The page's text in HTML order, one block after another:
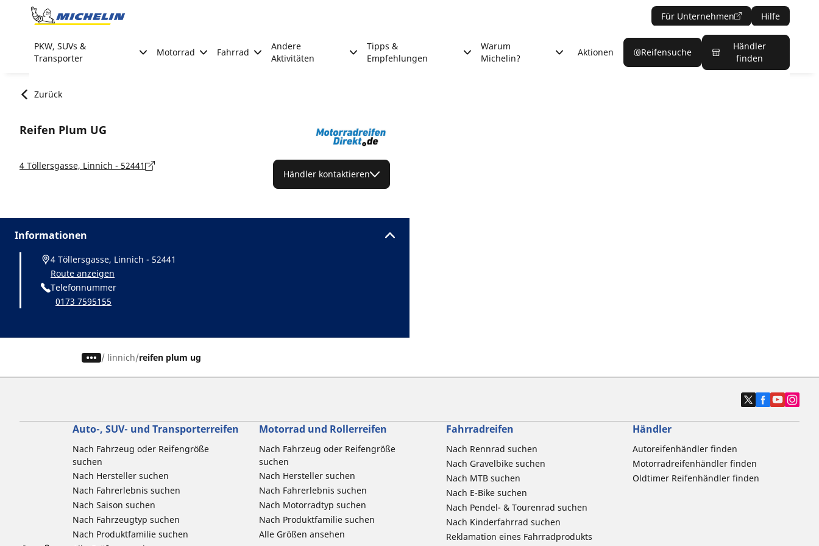
Go to page content
Für Unternehmen Hilfe
PKW, SUVs &
Transporter
Motorrad Fahrrad
Andere
Aktivitäten
Tipps &
Empfehlungen
Warum
Michelin?
Aktionen Reifensuche
Händler
finden
Zurück
Reifen Plum UG
4 Töllersgasse, Linnich - 52441
Händler kontaktieren
Informationen
4 Töllersgasse, Linnich - 52441
Route anzeigen
Telefonnummer
0173 7595155
/ linnich reifen plum ug
Auto-, SUV- und Transporterreifen
Nach Fahrzeug oder Reifengröße
suchen
Nach Hersteller suchen
Nach Fahrerlebnis suchen
Nach Saison suchen
Nach Fahrzeugtyp suchen
Nach Produktfamilie suchen
Motorrad und Rollerreifen
Nach Fahrzeug oder Reifengröße
suchen
Nach Hersteller suchen
Nach Fahrerlebnis suchen
Nach Motorradtyp suchen
Nach Produktfamilie suchen
Alle Größen ansehen
Fahrradreifen
Nach Rennrad suchen
Nach Gravelbike suchen
Nach MTB suchen
Nach E-Bike suchen
Nach Pendel- & Tourenrad suchen
Nach Kinderfahrrad suchen
Reklamation eines Fahrradprodukts
Händler
Autoreifenhändler finden
Motorradreifenhändler finden
Oldtimer Reifenhändler finden